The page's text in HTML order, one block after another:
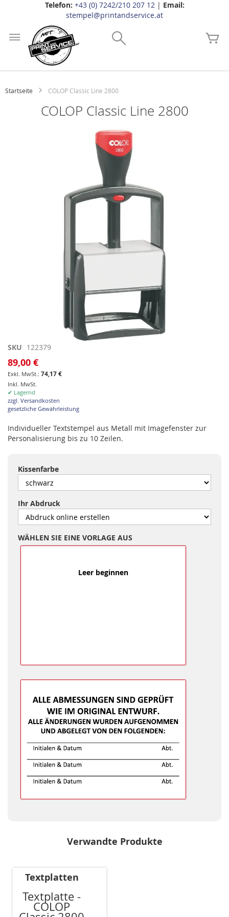
Telefon: +43 (0) 7242/210 207 12| Email:
stempel@printandservice.at
Inhalt
springen
Startseite COLOP Classic Line 2800
COLOP Classic Line 2800
Zum
der
Bildgalerie
springen
SKU 122379
89,00 €
74,17 €
Inkl. MwSt.
✔ Lagernd
zzgl. Versandkosten
gesetzliche Gewährleistung
Individueller Textstempel aus Metall mit Imagefenster zur
Personalisierung bis zu 10 Zeilen.
Kissenfarbe
Ihr Abdruck
WÄHLEN SIE EINE VORLAGE AUS
Leer beginnen
Verwandte Produkte
Textplatten
Textplatte -
COLOP